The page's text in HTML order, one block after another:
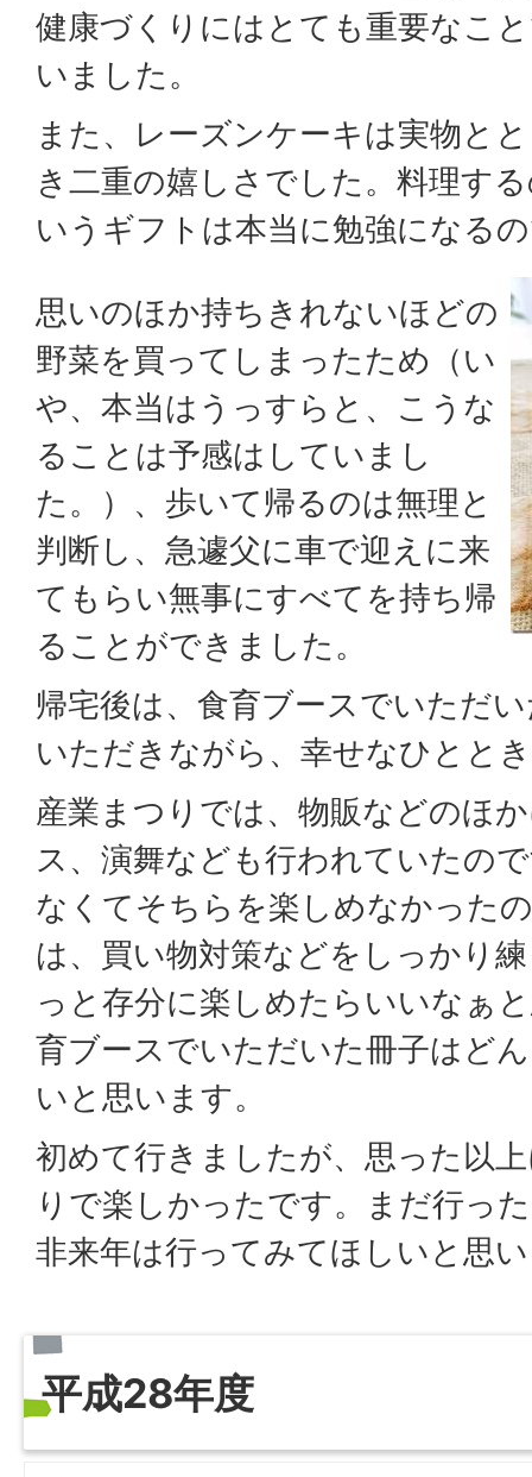
健康づくりにはとても重要なこ
いました。
また、レーズンケーキは実物と
き二重の嬉しさでした。料理す
いうギフトは本当に勉強になる
思いのほか持ちきれないほどの
野菜を買ってしまったため（い
や、本当はうっすらと、こうな
ることは予感はしていまし
た。）、歩いて帰るのは無理と
判断し、急遽父に車で迎えに来
てもらい無事にすべてを持ち帰
ることができました。
帰宅後は、食育ブースでいただ
いただきながら、幸せなひとと
産業まつりでは、物販などのほ
ス、演舞なども行われていたの
なくてそちらを楽しめなかった
は、買い物対策などをしっかり
っと存分に楽しめたらいいなぁ
育ブースでいただいた冊子はど
いと思います。
初めて行きましたが、思った以
りで楽しかったです。まだ行っ
非来年は行ってみてほしいと
平成28年度